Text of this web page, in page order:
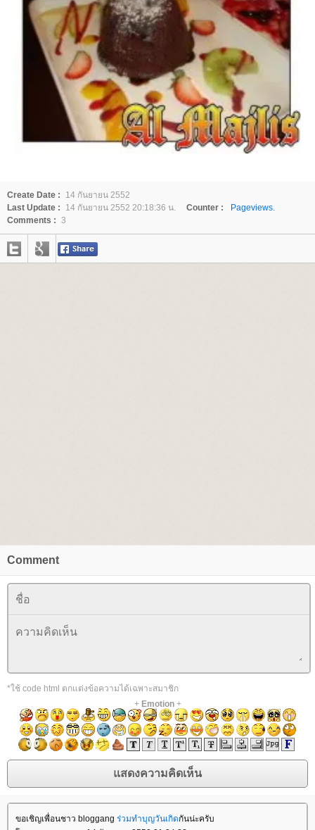
Create Date :
14 กันยายน 2552
Last Update :
14 กันยายน 2552 20:18:36 น. Counter :
Pageviews.
Comments : 3
Comment
*ใช้ code html ตกแต่งข้อความได้เฉพาะสมาชิก
+ Emotion+
ขอเชิญเพื่อนชาว bloggang ร่วมทำบุญวันเกิดกันน่ะครับ